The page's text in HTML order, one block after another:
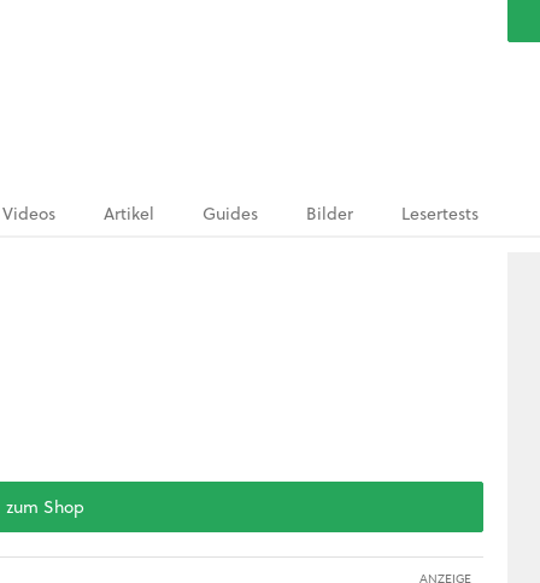
Videos Artikel Guides Bilder Lesertests
zum Shop
ANZEIGE